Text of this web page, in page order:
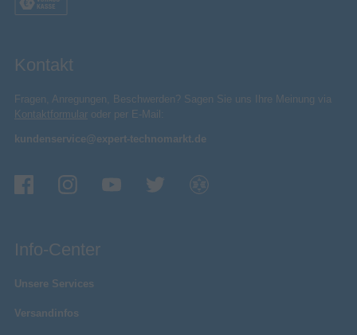
Kontakt
Fragen, Anregungen, Beschwerden? Sagen Sie uns Ihre Meinung via
Kontaktformular oder per E-Mail:
kundenservice@expert-technomarkt.de
Info-Center
Unsere Services
Versandinfos